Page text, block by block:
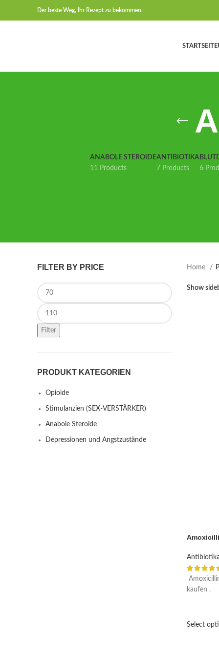
Der beste Weg, Ihr Rezept zu bekommen.
STARTSEITE
ANABOLE STEROIDE
11 Products
ANTIBIOTIKA
7 Products
6
FILTER BY PRICE
Min price
Max price
Filter
PRODUKT KATEGORIEN
Opioide
Stimulanzien (SEX-VERSTÄRKER)
Anabole Steroide
Depressionen und Angstzustände
Home
Show
Antibiotika
kaufen .
Select